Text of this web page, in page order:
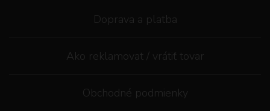
Doprava a platba
Ako reklamovat / vrátiť tovar
Obchodné podmienky